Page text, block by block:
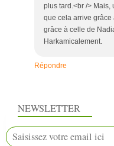
plus tard.<br />
que cela arrive
grâce à celle de
Harkamicalement.
Répondre
NEWSLETTER